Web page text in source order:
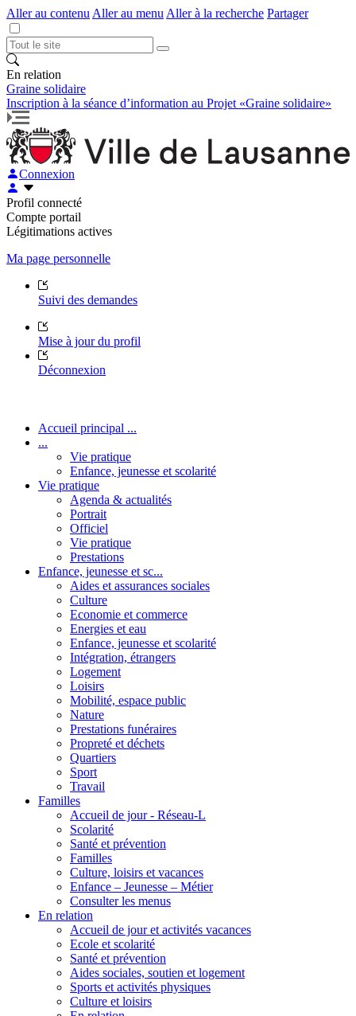
Aller au contenu Aller au menu Aller à la recherche Partager
En relation
Graine solidaire
Inscription à la séance d’information au Projet «Graine solidaire»
Connexion
Profil connecté
Compte portail
Légitimations actives
Ma page personnelle
Suivi des demandes
Mise à jour du profil
Déconnexion
Accueil principal ...
...
Vie pratique
Enfance, jeunesse et scolarité
Vie pratique
Agenda & actualités
Portrait
Officiel
Vie pratique
Prestations
Enfance, jeunesse et sc...
Aides et assurances sociales
Culture
Economie et commerce
Energies et eau
Enfance, jeunesse et scolarité
Intégration, étrangers
Logement
Loisirs
Mobilité, espace public
Nature
Prestations funéraires
Propreté et déchets
Quartiers
Sport
Travail
Familles
Accueil de jour - Réseau-L
Scolarité
Santé et prévention
Familles
Culture, loisirs et vacances
Enfance – Jeunesse – Métier
Consulter les menus
En relation
Accueil de jour et activités vacances
Ecole et scolarité
Santé et prévention
Aides sociales, soutien et logement
Sports et activités physiques
Culture et loisirs